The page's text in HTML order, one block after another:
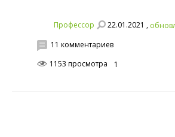
Профессор 22.01.2021 ,
11 комментариев
1153 просмотра
1